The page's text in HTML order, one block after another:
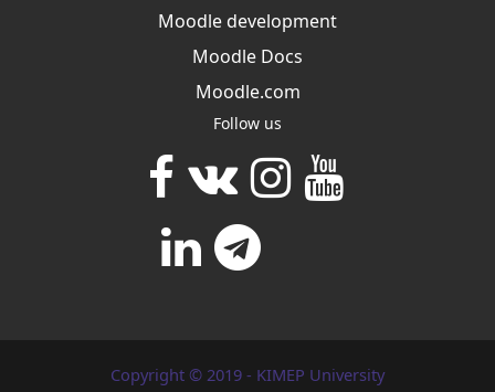
Moodle development
Moodle Docs
Moodle.com
Follow us
Copyright © 2019 - KIMEP University